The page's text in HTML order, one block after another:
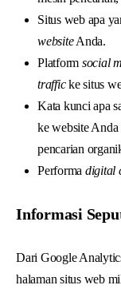
Situs web apa
websiteAnda.
Platform social
trafficke situs
Kata kunci apa
ke website
pencarian
Performa digital
Informasi
Dari Google
halaman situs web